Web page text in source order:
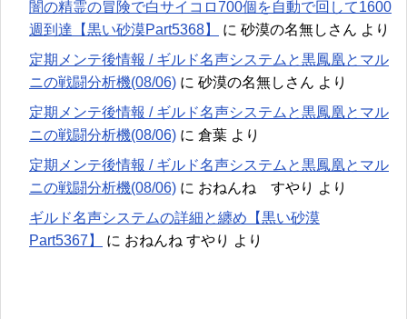
闇の精霊の冒険で白サイコロ700個を自動で回して1600
週到達【黒い砂漠Part5368】
に 砂漠の名無しさん より
定期メンテ後情報 / ギルド名声システムと黒鳳凰とマル
ニの戦闘分析機(08/06) に 砂漠の名無しさん より
定期メンテ後情報 / ギルド名声システムと黒鳳凰とマル
ニの戦闘分析機(08/06) に 倉葉 より
定期メンテ後情報 / ギルド名声システムと黒鳳凰とマル
ニの戦闘分析機(08/06) に おねんね すやり より
ギルド名声システムの詳細と纏め【黒い砂漠
Part5367】
に おねんね すやり より